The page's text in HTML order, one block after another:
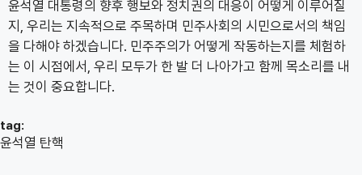
윤석열 대통령의 향후 행보와 정치권의 대응이 어떻게 이루어질
지, 우리는 지속적으로 주목하며 민주사회의 시민으로서의 책임
을 다해야 하겠습니다. 민주주의가 어떻게 작동하는지를 체험하
는 이 시점에서, 우리 모두가 한 발 더 나아가고 함께 목소리를 내
는 것이 중요합니다.
tag:
윤석열 탄핵